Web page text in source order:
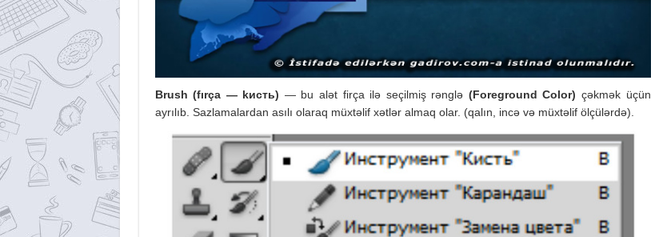
Brush (fırça — kисть) — bu alət firça ilə seçilmiş rənglə (Foreground Color) çəkmək üçün
ayrılıb. Sazlamalardan asılı olaraq müxtəlif xətlər almaq olar. (qalın, incə və müxtəlif ölçülərdə).